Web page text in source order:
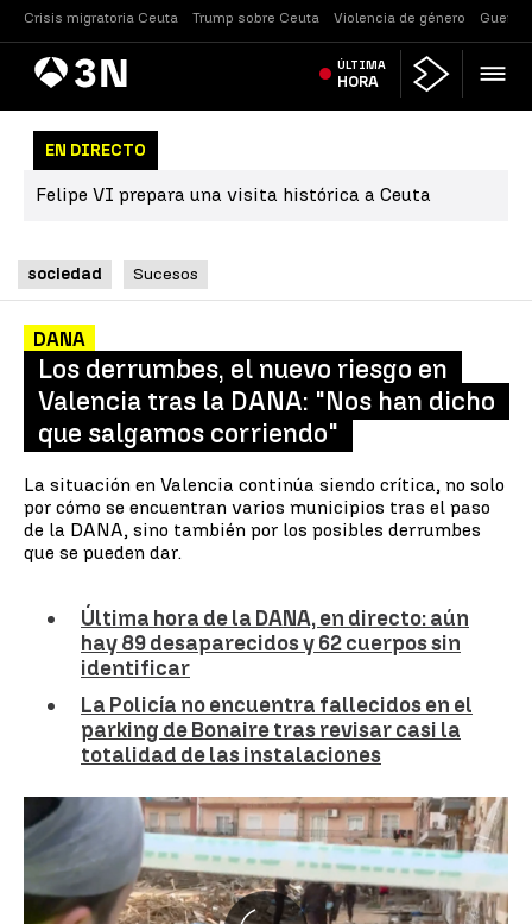
Crisis migratoria Ceuta Trump sobre Ceuta Violencia de género Guerra
AntenaNoticias ÚLTIMA
HORA
EN DIRECTO
Felipe VI prepara una visita histórica a Ceuta
sociedad Sucesos
DANA
Los derrumbes, el nuevo riesgo en
Valencia tras la DANA: "Nos han dicho
que salgamos corriendo"
La situación en Valencia continúa siendo crítica, no solo
por cómo se encuentran varios municipios tras el paso
de la DANA, sino también por los posibles derrumbes
que se pueden dar.
Última hora de la DANA, en directo: aún
hay 89 desaparecidos y 62 cuerpos sin
identificar
La Policía no encuentra fallecidos en el
parking de Bonaire tras revisar casi la
totalidad de las instalaciones